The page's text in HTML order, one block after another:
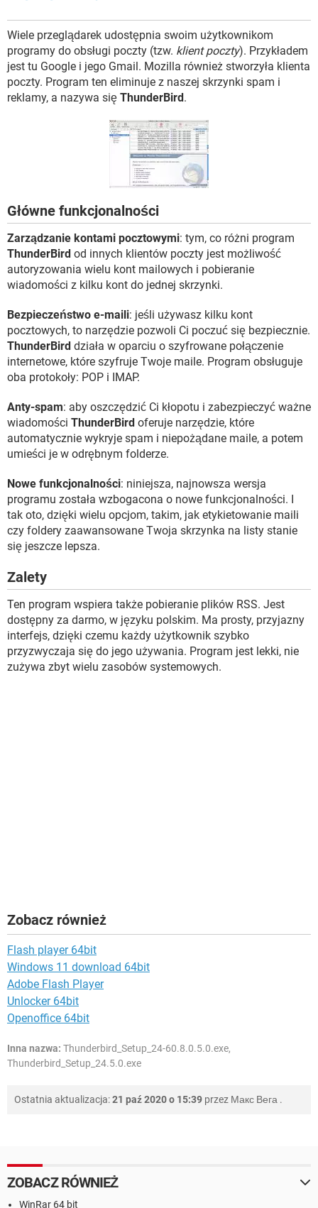
Wiele przeglądarek udostępnia swoim użytkownikom
programy do obsługi poczty (tzw. klient poczty). Przykładem
jest tu Google i jego Gmail. Mozilla również stworzyła klienta
poczty. Program ten eliminuje z naszej skrzynki spam i
reklamy, a nazywa się ThunderBird.
Główne funkcjonalności
Zarządzanie kontami pocztowymi: tym, co różni program
ThunderBird od innych klientów poczty jest możliwość
autoryzowania wielu kont mailowych i pobieranie
wiadomości z kilku kont do jednej skrzynki.
Bezpieczeństwo e-maili: jeśli używasz kilku kont
pocztowych, to narzędzie pozwoli Ci poczuć się bezpiecznie.
ThunderBird działa w oparciu o szyfrowane połączenie
internetowe, które szyfruje Twoje maile. Program obsługuje
oba protokoły: POP i IMAP.
Anty-spam: aby oszczędzić Ci kłopotu i zabezpieczyć ważne
wiadomości ThunderBird oferuje narzędzie, które
automatycznie wykryje spam i niepożądane maile, a potem
umieści je w odrębnym folderze.
Nowe funkcjonalności: niniejsza, najnowsza wersja
programu została wzbogacona o nowe funkcjonalności. I
tak oto, dzięki wielu opcjom, takim, jak etykietowanie maili
czy foldery zaawansowane Twoja skrzynka na listy stanie
się jeszcze lepsza.
Zalety
Ten program wspiera także pobieranie plików RSS. Jest
dostępny za darmo, w języku polskim. Ma prosty, przyjazny
interfejs, dzięki czemu każdy użytkownik szybko
przyzwyczaja się do jego używania. Program jest lekki, nie
zużywa zbyt wielu zasobów systemowych.
Zobacz również
Flash player 64bit
Windows 11 download 64bit
Adobe Flash Player
Unlocker 64bit
Openoffice 64bit
Inna nazwa: Thunderbird_Setup_24-60.8.0.5.0.exe,
Thunderbird_Setup_24.5.0.exe
Ostatnia aktualizacja:21 paź 2020 o 15:39 przez Макс Вега .
ZOBACZ RÓWNIEŻ
WinRar 64 bit